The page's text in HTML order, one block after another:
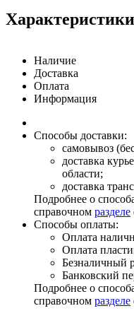
Характеристики
Наличие
Доставка
Оплата
Информация
Способы доставки:
самовывоз
доставка
области;
доставка
Подробнее о
справочном разделе
Способы оплаты:
Оплата
Оплата
Безналичный
Банковский
Подробнее о
справочном разделе